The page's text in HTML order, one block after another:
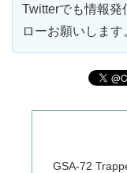
Twitterでも情報発
ローお願いします
GSA-72